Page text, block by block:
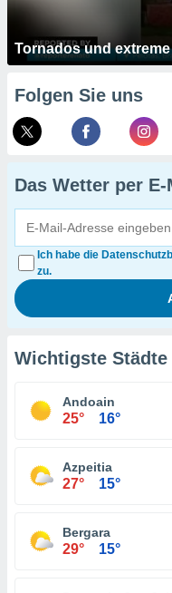
Tornados und
Folgen Sie uns
Das Wetter per E-
Ich habe die
zu.
Wichtigste Städte
Andoain
25° 16°
Azpeitia
27° 15°
Bergara
29° 15°